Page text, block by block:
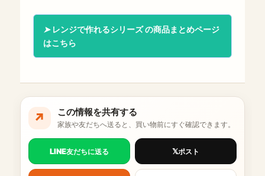
レンジで作れるシリーズ の商品まとめページ
はこちら
↗ この情報を共有する
家族や友だちへ送ると、買い物前にすぐ確認できます。
LINE友だちに送る 𝕏ポスト